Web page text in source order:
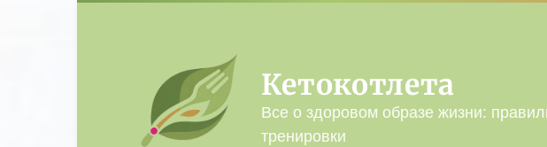
Кетокотлета
Все о здоровом образе жизни:
тренировки